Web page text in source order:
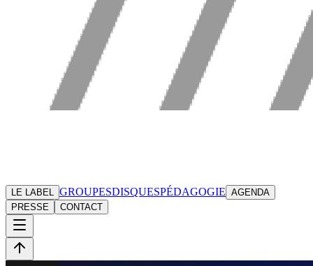
LE LABEL GROUPESDISQUESPÉDAGOGIE AGENDA
PRESSE
CONTACT